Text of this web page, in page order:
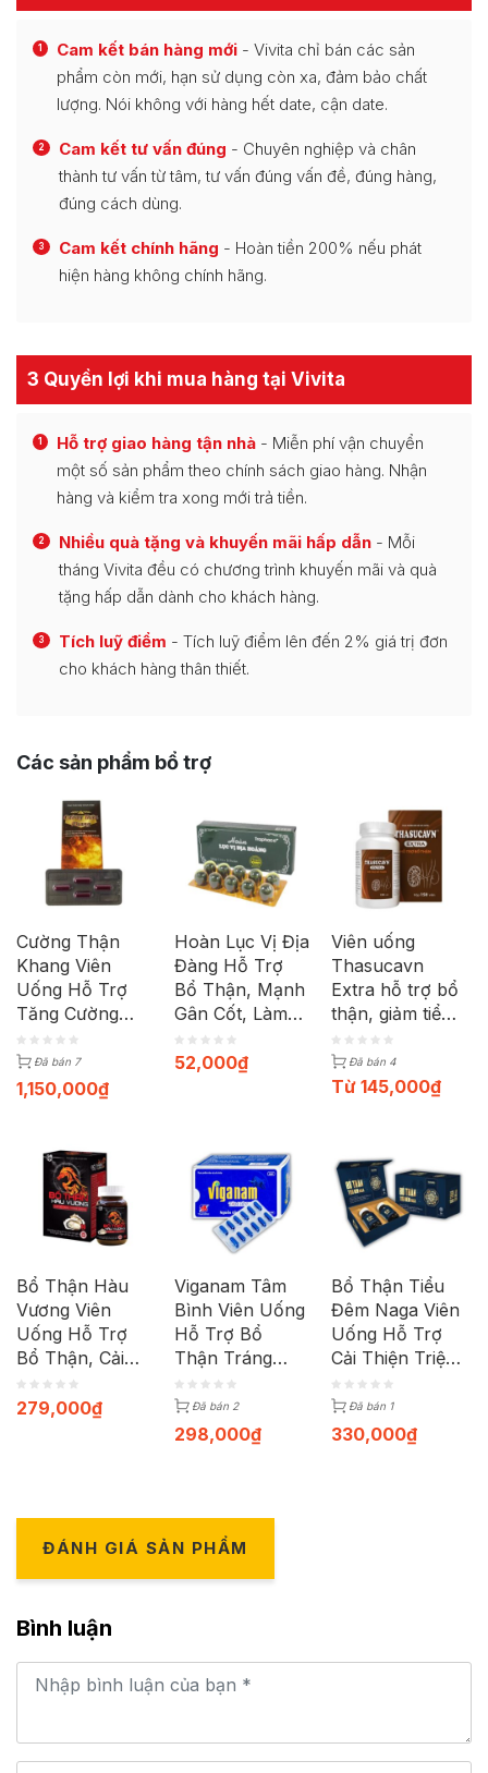
1 Cam kết bán hàng mới - Vivita chỉ bán các sản
phẩm còn mới, hạn sử dụng còn xa, đảm bảo chất
lượng. Nói không với hàng hết date, cận date.
2 Cam kết tư vấn đúng - Chuyên nghiệp và chân
thành tư vấn từ tâm, tư vấn đúng vấn đề, đúng hàng,
đúng cách dùng.
3 Cam kết chính hãng - Hoàn tiền 200% nếu phát
hiện hàng không chính hãng.
3 Quyền lợi khi mua hàng tại Vivita
1 Hỗ trợ giao hàng tận nhà - Miễn phí vận chuyển
một số sản phẩm theo chính sách giao hàng. Nhận
hàng và kiểm tra xong mới trả tiền.
2 Nhiều quà tặng và khuyến mãi hấp dẫn - Mỗi
tháng Vivita đều có chương trình khuyến mãi và quà
tặng hấp dẫn dành cho khách hàng.
3 Tích luỹ điểm - Tích luỹ điểm lên đến 2% giá trị đơn
cho khách hàng thân thiết.
Các sản phẩm bổ trợ
Cường Thận
Khang Viên
Uống Hỗ Trợ
Tăng Cường
Chức Năng
Sinh Lý Nam
(Hộp 1 vỉ x 4
Đã bán 7
1,150,000₫
Hoàn Lục Vị Địa
Đàng Hỗ Trợ
Bổ Thận, Mạnh
Gân Cốt, Làm
Giảm Các Triệu
Chứng Chóng
52,000₫
Viên uống
Thasucavn
Extra hỗ trợ bổ
thận, giảm tiểu
đêm, tiểu nhiều
lần (150 viên)
Đã bán 4
Từ145,000₫
Bổ Thận Hàu
Vương Viên
Uống Hỗ Trợ
Bổ Thận, Cải
Thiện Chức
Năng Sinh Lý
279,000₫
Viganam Tâm
Bình Viên Uống
Hỗ Trợ Bổ
Thận Tráng
Dương (Hộp 5
vỉ x 12 viên)
Đã bán 2
298,000₫
Bổ Thận Tiểu
Đêm Naga Viên
Uống Hỗ Trợ
Cải Thiện Triệu
Chứng Thận Hư
(Hộp 60 viên)
Đã bán 1
330,000₫
ĐÁNH GIÁ SẢN PHẨM
Bình luận